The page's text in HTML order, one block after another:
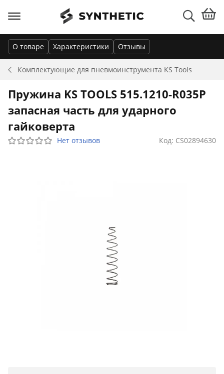
Комплектующие для пневмоинструмента KS Tools
О товаре Характеристики Отзывы
Пружина KS TOOLS 515.1210-R035P
запасная часть для ударного
гайковерта
Нет отзывов Код: CS02894630